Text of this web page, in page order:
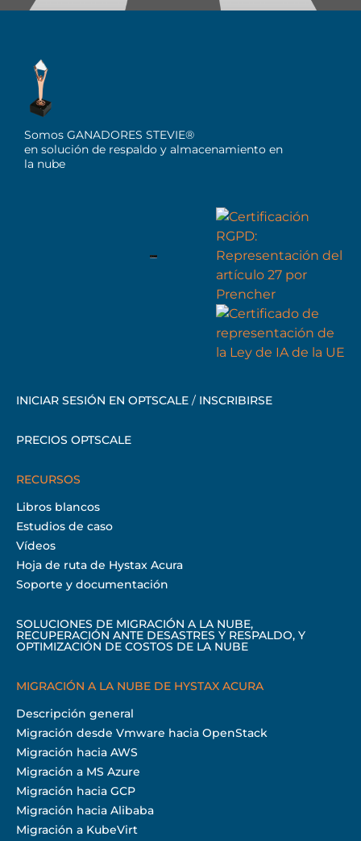
Somos GANADORES STEVIE®
en solución de respaldo y almacenamiento en
la nube
INICIAR SESIÓN EN OPTSCALE / INSCRIBIRSE
PRECIOS OPTSCALE
RECURSOS
Libros blancos
Estudios de caso
Vídeos
Hoja de ruta de Hystax Acura
Soporte y documentación
SOLUCIONES DE MIGRACIÓN A LA NUBE,
RECUPERACIÓN ANTE DESASTRES Y RESPALDO, Y
OPTIMIZACIÓN DE COSTOS DE LA NUBE
MIGRACIÓN A LA NUBE DE HYSTAX ACURA
Descripción general
Migración desde Vmware hacia OpenStack
Migración hacia AWS
Migración a MS Azure
Migración hacia GCP
Migración hacia Alibaba
Migración a KubeVirt